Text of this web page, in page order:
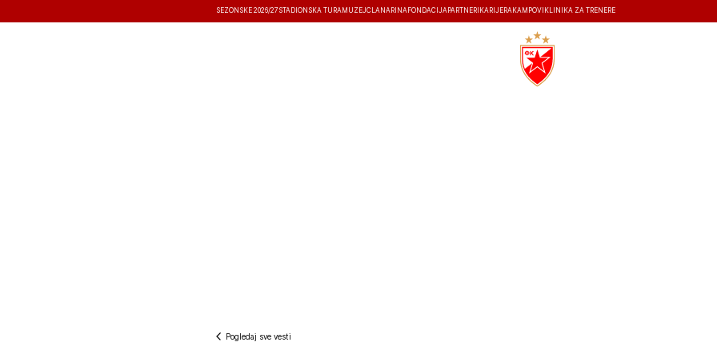
SEZONSKE 2026/27 STADIONSKA TURA MUZEJČLANARINA FONDACIJA PARTNERI KARIJERA KAMPOVI KLINIKA ZA TRENERE
Pogledaj sve vesti